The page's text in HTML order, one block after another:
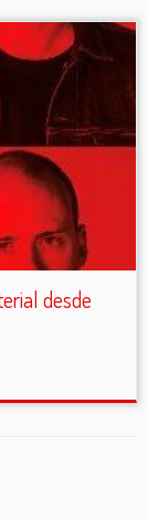
desde